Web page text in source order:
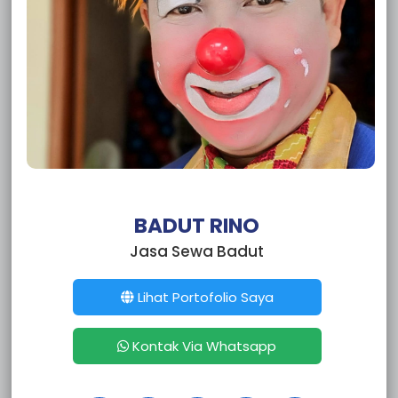
Sewa Badut Bojong Kerta
Sewa Badut Batutulis
Sewa Badut Situ Gede
Sewa Badut Sindangbarang
Sewa Badut Semplak
Sewa Badut Pasir Mulya
Sewa Badut Pasir Kuda
Sewa Badut Pasir Jaya
Sewa Badut Loji
Sewa Badut Gunung Batu
Sewa Badut Curug Mekar
Sewa Badut Curug
Sewa Badut Cilendek Timur
Sewa Badut Cilendek Barat
Sewa Badut Bubulak
Sewa Badut Balumbang Jaya
BADUT RINO
Jasa Sewa Badut
Lihat Portofolio Saya
Kontak Via Whatsapp